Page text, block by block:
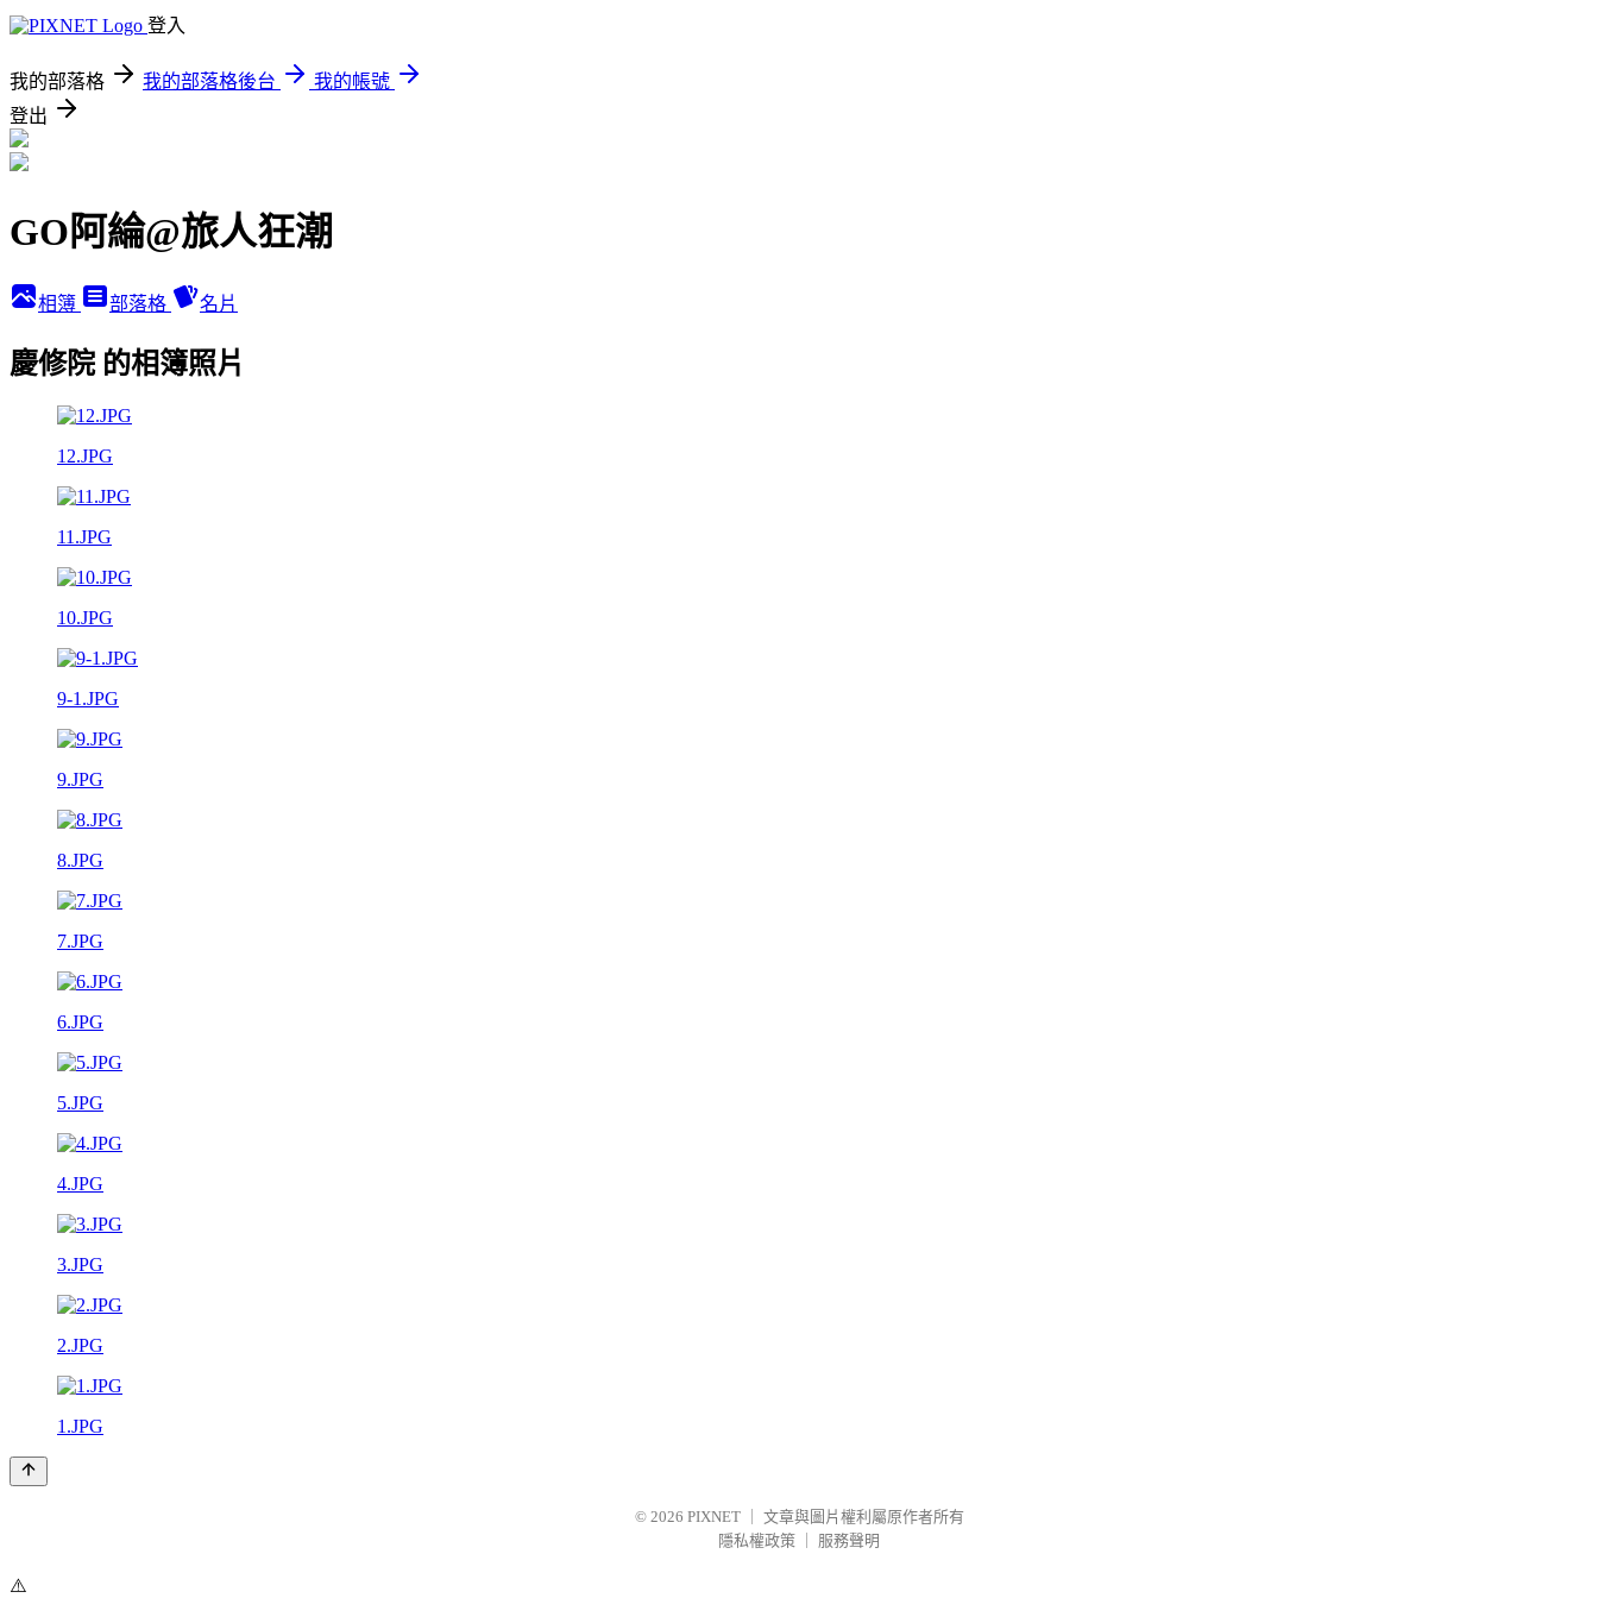
登入
我的部落格 我的部落格後台
我的帳號
登出
GO阿綸@旅人狂潮
相簿 部落格 名片
慶修院 的相簿照片
12.JPG
11.JPG
10.JPG
9-1.JPG
9.JPG
8.JPG
7.JPG
6.JPG
5.JPG
4.JPG
3.JPG
2.JPG
1.JPG
© 2026 PIXNET
文章與圖片權利屬原作者所有
隱私權政策
服務聲明
⚠️